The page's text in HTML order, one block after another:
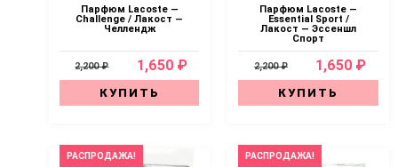
Парфюм Lacoste —
Challenge / Лакост —
Челлендж
2,200 ₽ 1,650 ₽
КУПИТЬ
Парфюм Lacoste —
Essential Sport /
Лакост — Эссеншл
Спорт
2,200 ₽ 1,650 ₽
КУПИТЬ
РАСПРОДАЖА! РАСПРОДАЖА!